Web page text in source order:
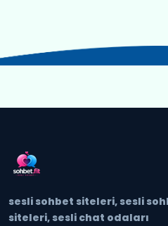
sesli sohbet siteleri, sesli
siteleri, sesli chat odaları